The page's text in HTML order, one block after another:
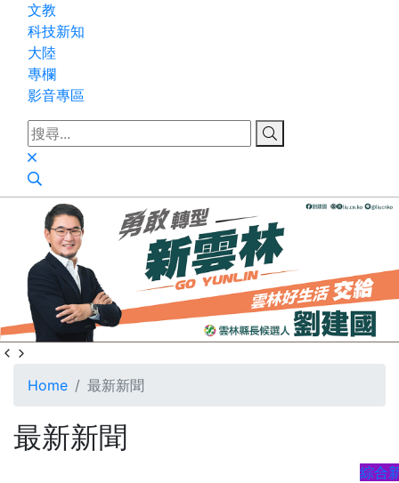
文教
科技新知
大陸
專欄
影音專區
Home 最新新聞
最新新聞
綜合